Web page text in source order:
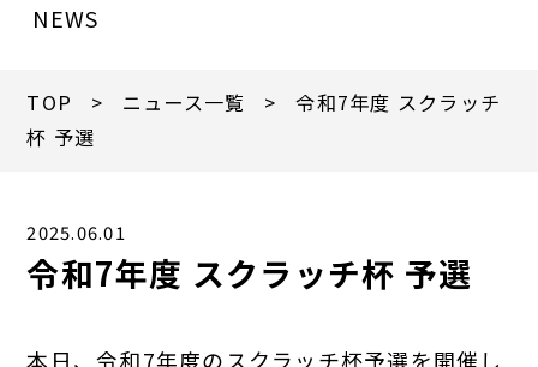
NEWS
TOP > ニュース一覧
> 令和7年度 スクラッチ
杯 予選
2025.06.01
令和7年度 スクラッチ杯 予選
本日、令和7年度のスクラッチ杯予選を開催し